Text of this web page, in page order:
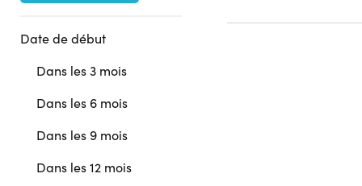
Date de début
Dans les 3 mois
Dans les 6 mois
Dans les 9 mois
Dans les 12 mois